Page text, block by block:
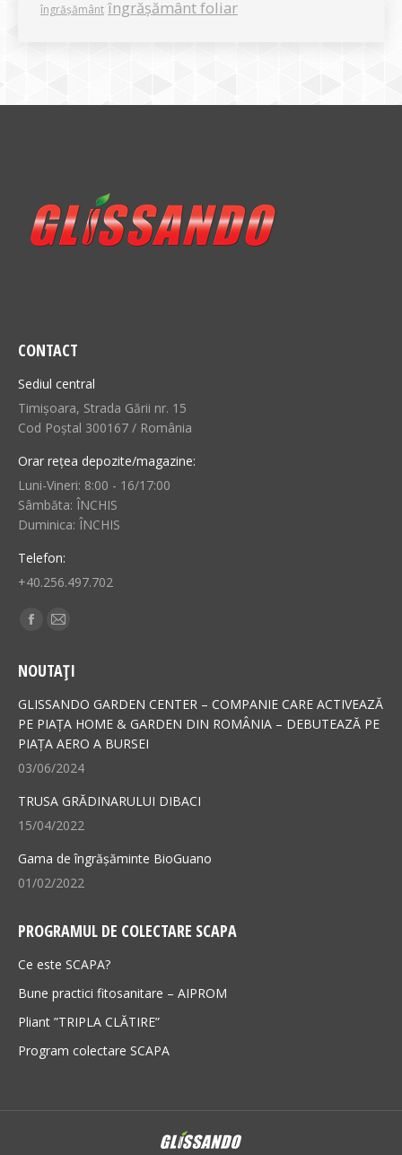
îngrășământ îngrășământ foliar
CONTACT
Sediul central
Timișoara, Strada Gării nr. 15
Cod Poștal 300167 / România
Orar rețea depozite/magazine:
Luni-Vineri: 8:00 - 16/17:00
Sâmbăta: ÎNCHIS
Duminica: ÎNCHIS
Telefon:
+40.256.497.702
Find us on:
Facebook
opens
in
new
window
Mail
opens
in
new
window
NOUTAȚI
GLISSANDO GARDEN CENTER – COMPANIE CARE ACTIVEAZĂ
PE PIAȚA HOME & GARDEN DIN ROMÂNIA – DEBUTEAZĂ PE
PIAȚA AERO A BURSEI
03/06/2024
TRUSA GRĂDINARULUI DIBACI
15/04/2022
Gama de îngrășăminte BioGuano
01/02/2022
PROGRAMUL DE COLECTARE SCAPA
Ce este SCAPA?
Bune practici fitosanitare – AIPROM
Pliant ”TRIPLA CLĂTIRE”
Program colectare SCAPA